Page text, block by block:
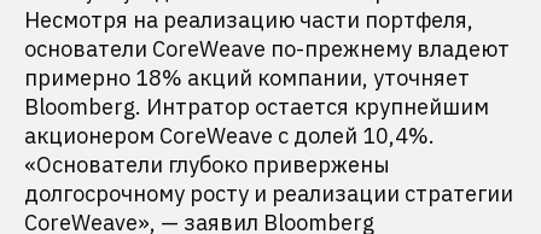
Несмотря на реализацию части портфеля,
основатели CoreWeave по-прежнему владеют
примерно 18% акций компании, уточняет
Bloomberg. Интратор остается крупнейшим
акционером CoreWeave с долей 10,4%.
«Основатели глубоко привержены
долгосрочному росту и реализации стратегии
CoreWeave», — заявил Bloomberg